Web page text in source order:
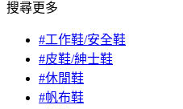
搜尋更多
#工作鞋/安全鞋
#皮鞋/紳士鞋
#休閒鞋
#帆布鞋